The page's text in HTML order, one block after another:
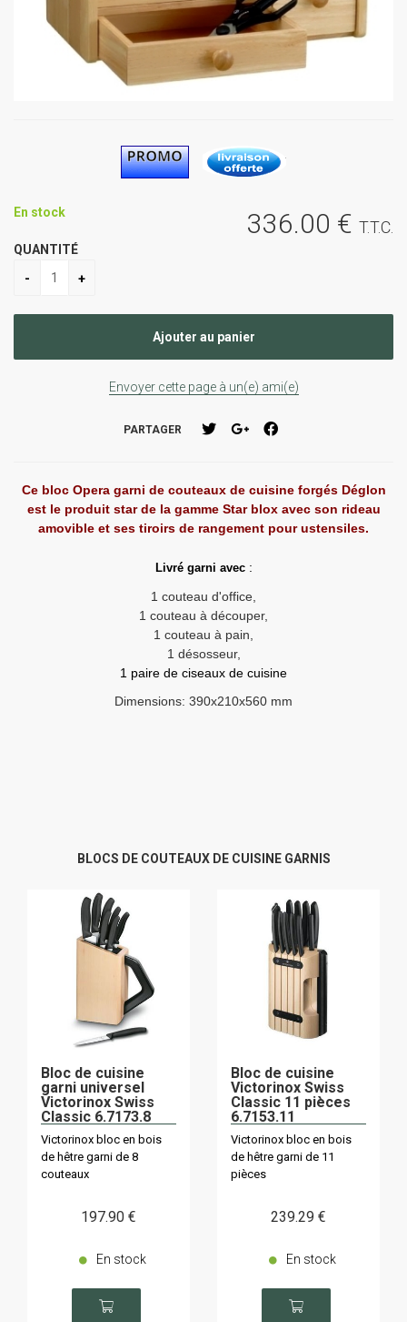
336.00 € T.T.C.
En stock
QUANTITÉ
Envoyer cette page à un(e) ami(e)
PARTAGER
Ce bloc Opera garni de couteaux de cuisine forgés Déglon
est le produit star de la gamme Star blox avec son rideau
amovible et ses tiroirs de rangement pour ustensiles.
Livré garni avec:
1 couteau d'office,
1 couteau à découper,
1 couteau à pain,
1 désosseur,
1 paire de ciseaux de cuisine
Dimensions: 390x210x560 mm
BLOCS DE COUTEAUX DE CUISINE GARNIS
Bloc de cuisine
garni universel
Victorinox Swiss
Classic 6.7173.8
Victorinox bloc en bois
de hêtre garni de 8
couteaux
197.90 €
En stock
Bloc de cuisine
Victorinox Swiss
Classic 11 pièces
6.7153.11
Victorinox bloc en bois
de hêtre garni de 11
pièces
239.29 €
En stock